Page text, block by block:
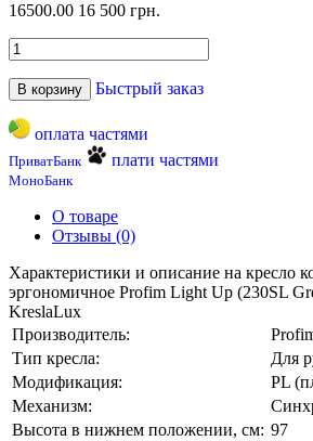
16500.00 16 500 грн.
В корзину Быстрый заказ
оплата частями
ПриватБанк плати частями
МоноБанк
О товаре
Отзывы (0)
Характеристики и описание на кресло
эргономичное Profim Light Up (230SL
KreslaLux
Производитель:
Тип кресла:
Для
Модификация:
PL
Механизм:
Высота в нижнем положении, см: 97